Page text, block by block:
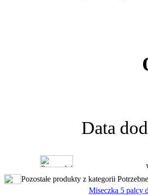
Data
Pozostałe produkty z kategorii
Miseczka 5 palcy